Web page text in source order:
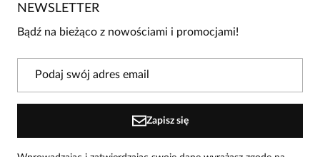
4
3
1
0
W naszej witrynie opinie mogą dodawać tylko osoby, które
NEWSLETTER
Bądź na bieżąco z nowościami i promocjami!
Zapisz się